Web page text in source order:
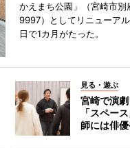
かえまち公園」（宮崎市
9997）としてリニューア
日で1カ月がたった。
見る・遊ぶ
宮崎で演
「スペー
師には俳